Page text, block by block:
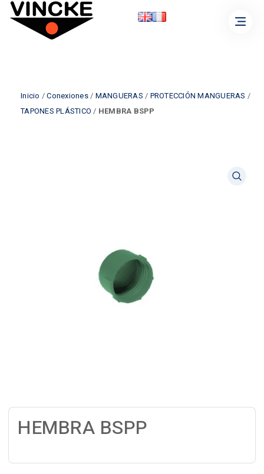
Inicio /Conexiones/ MANGUERAS / PROTECCIÓN MANGUERAS /
TAPONES PLÁSTICO / HEMBRA BSPP
HEMBRA BSPP